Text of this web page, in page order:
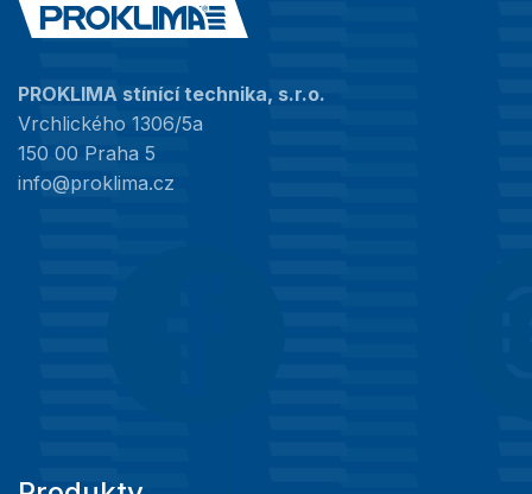
PROKLIMA stínící technika, s.r.o.
Vrchlického 1306/5a
150 00 Praha 5
info@proklima.cz